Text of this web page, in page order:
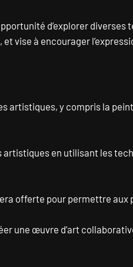
d’explorer
vise à encourager
y compris la
en utilisant les
offerte pour permettre
une œuvre d’art